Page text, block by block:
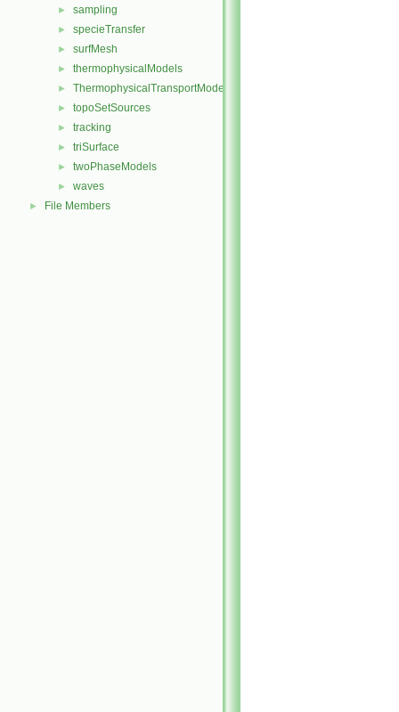
► sampling
► specieTransfer
► surfMesh
► thermophysicalModels
► ThermophysicalTransportModels
► topoSetSources
► tracking
► triSurface
► twoPhaseModels
► waves
► File Members